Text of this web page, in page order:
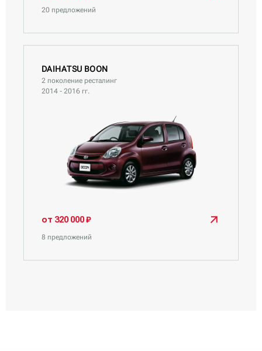
20 предложений
DAIHATSU BOON
2 поколение ресталинг
2014 - 2016 гг.
от 320 000 ₽
8 предложений